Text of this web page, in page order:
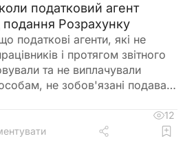
податковий агент
подання Розрахунку
податкові агенти, які не
і протягом звітного
та не виплачували
не зобов'язані подавати
доходів фізичним
12